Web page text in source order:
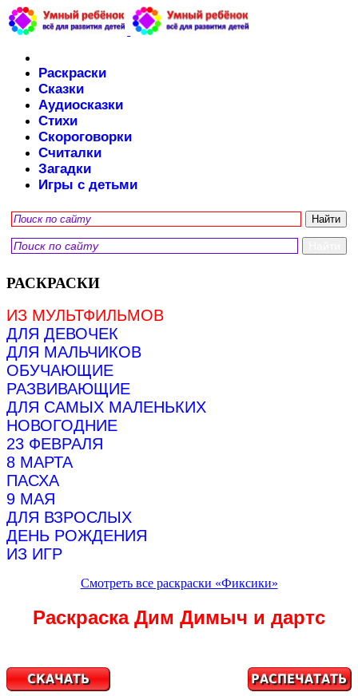
Раскраски
Сказки
Аудиосказки
Стихи
Скороговорки
Считалки
Загадки
Игры с детьми
РАСКРАСКИ
ИЗ МУЛЬТФИЛЬМОВ
ДЛЯ ДЕВОЧЕК
ДЛЯ МАЛЬЧИКОВ
ОБУЧАЮЩИЕ
РАЗВИВАЮЩИЕ
ДЛЯ САМЫХ МАЛЕНЬКИХ
НОВОГОДНИЕ
23 ФЕВРАЛЯ
8 МАРТА
ПАСХА
9 МАЯ
ДЛЯ ВЗРОСЛЫХ
ДЕНЬ РОЖДЕНИЯ
ИЗ ИГР
Смотреть все раскраски «Фиксики»
Раскраска Дим Димыч и дартс